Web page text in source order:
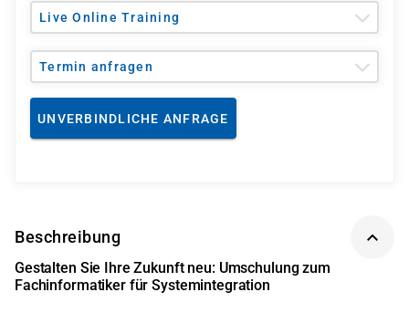
Live Online Training
Termin anfragen
UNVERBINDLICHE ANFRAGE
Beschreibung
Gestalten Sie Ihre Zukunft neu: Umschulung zum
Fachinformatiker für Systemintegration